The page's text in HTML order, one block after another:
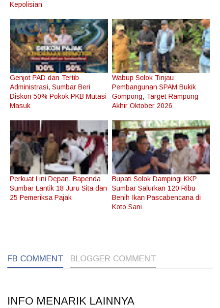
Kepolisian
Genjot PAD dan Tertib
Administrasi, Sumbar Beri
Diskon 50% Pokok PKB Mutasi
Masuk
Wabup Solok Tinjau
Pembangunan SPAM Bukik
Gompong, Target Rampung
Akhir Oktober 2026
Perkuat Lini Depan, Bapenda
Sumbar Lantik 18 Juru Sita dan
25 Pemeriksa Pajak
Bupati Solok Dampingi KKP
Sumbar Salurkan 120 Ribu
Benih Ikan Pascabencana di
Koto Sani
FB COMMENT BLOGGER COMMENT
INFO MENARIK LAINNYA